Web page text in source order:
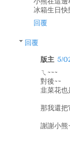
冰箱生日
回覆
回覆
版主 5/
ㄟ~~~
對後~~
韭菜花也
那我還把
謝謝小熊